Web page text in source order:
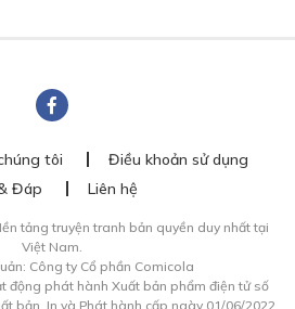
tôi
Điều khoản sử dụng
Đáp
Liên hệ
tảng truyện tranh bản quyền duy nhất tại
Việt Nam.
Công ty Cổ phần Comicola
động phát hành Xuất bản phẩm điện tử số
bản, In và Phát hành cấp ngày 01/06/2022